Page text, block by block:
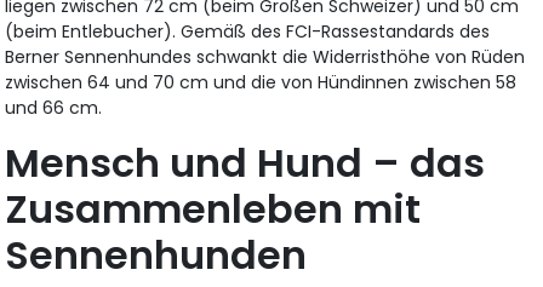
liegen zwischen 72 cm (beim Großen Schweizer) und 50 cm
(beim Entlebucher). Gemäß des FCI-Rassestandards des
Berner Sennenhundes schwankt die Widerristhöhe von Rüden
zwischen 64 und 70 cm und die von Hündinnen zwischen 58
und 66 cm.
Mensch und Hund – das
Zusammenleben mit
Sennenhunden